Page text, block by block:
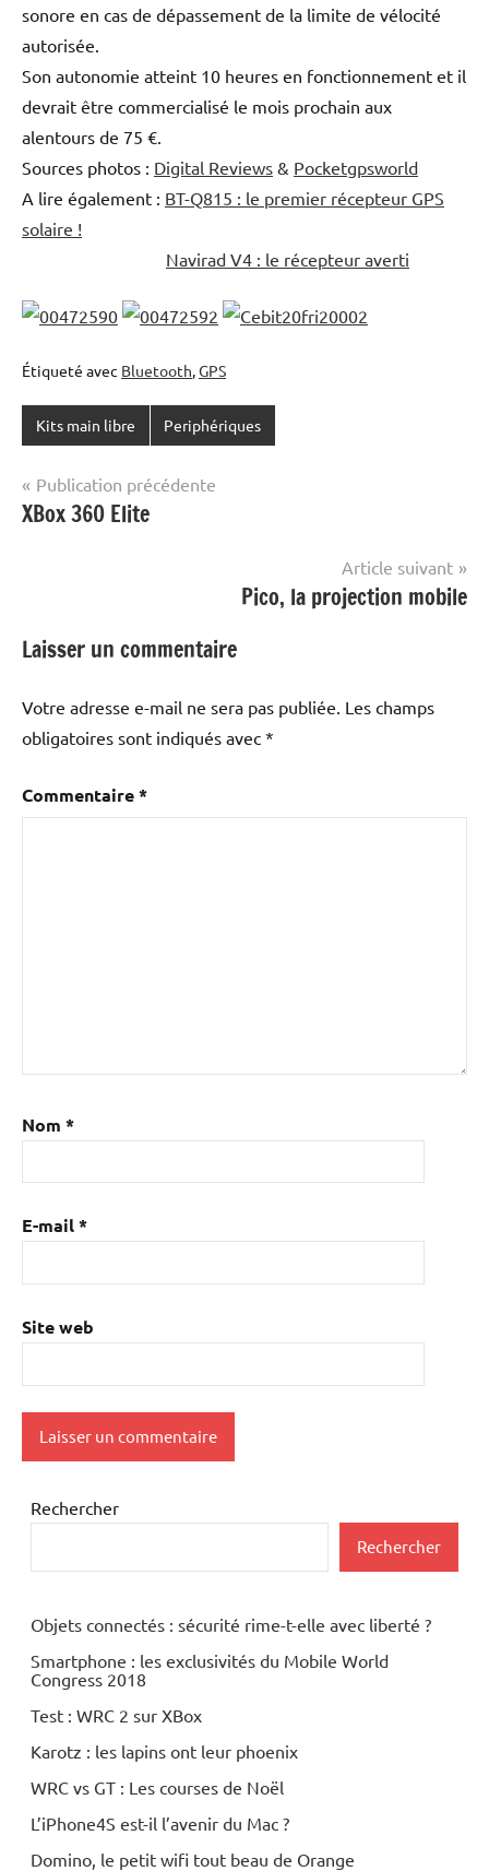
sonore en cas de dépassement de la limite de vélocité
autorisée.
Son autonomie atteint 10 heures en fonctionnement et il
devrait être commercialisé le mois prochain aux
alentours de 75 €.
Sources photos : Digital Reviews & Pocketgpsworld
A lire également : BT-Q815 : le premier récepteur GPS
solaire !
Navirad V4 : le récepteur averti
Étiqueté avec Bluetooth,GPS
Kits main libre Periphériques
Navigation
de
Publication précédente
XBox 360 Elite
Article suivant
Pico, la projection mobile
Laisser un commentaire
Votre adresse e-mail ne sera pas publiée. Les champs
obligatoires sont indiqués avec *
Commentaire*
Nom *
E-mail*
Site web
Rechercher
Rechercher
Objets connectés : sécurité rime-t-elle avec liberté ?
Smartphone : les exclusivités du Mobile World
Congress 2018
Test : WRC 2 sur XBox
Karotz : les lapins ont leur phoenix
WRC vs GT : Les courses de Noël
L’iPhone4S est-il l’avenir du Mac ?
Domino, le petit wifi tout beau de Orange